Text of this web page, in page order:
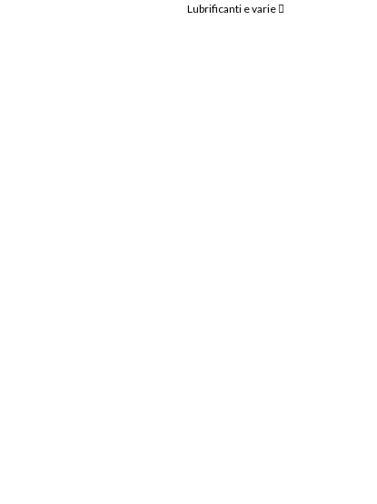
Lubrificanti e varie